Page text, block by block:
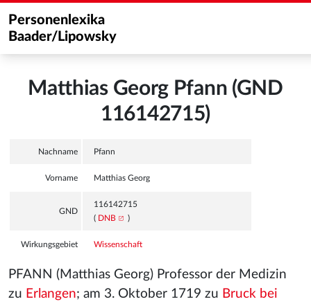
Personenlexika
Baader/Lipowsky
Matthias Georg Pfann (GND
116142715)
Nachname Pfann
Vorname Matthias Georg
GND
116142715
( DNB )
Wirkungsgebiet Wissenschaft
PFANN (Matthias Georg) Professor der Medizin
zu Erlangen; am 3. Oktober 1719 zu Bruck bei